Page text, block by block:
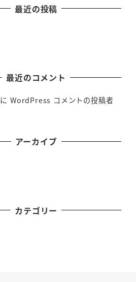
最近の投稿
最近のコメント
にWordPress コメントの投稿者
アーカイブ
カテゴリー